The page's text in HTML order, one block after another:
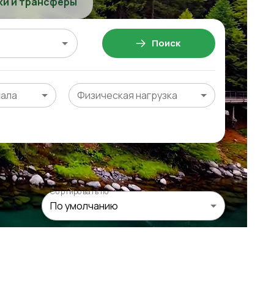
Физическая нагрузка
Поиск
Сортировать по
По умолчанию